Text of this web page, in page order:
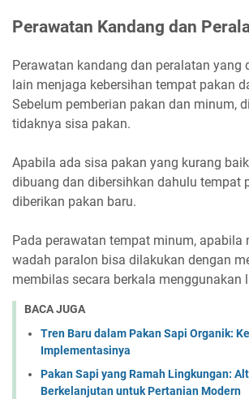
Perawatan Kandang dan
Perawatan kandang dan peralatan yang
lain menjaga kebersihan tempat pakan
Sebelum pemberian pakan dan minum,
tidaknya sisa pakan.
Apabila ada sisa pakan yang kurang
dibuang dan dibersihkan dahulu tempat
diberikan pakan baru.
Pada perawatan tempat minum, apabila
wadah paralon bisa dilakukan dengan
membilas secara berkala menggunakan
BACA JUGA
Tren Baru dalam Pakan Sapi Organik:
Implementasinya
Pakan Sapi yang Ramah Lingkungan:
Berkelanjutan untuk Pertanian Modern